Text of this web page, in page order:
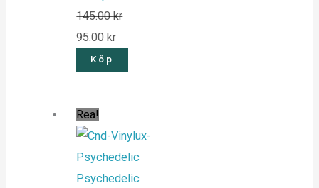
145.00kr
95.00kr
Köp
Rea!
Psychedelic